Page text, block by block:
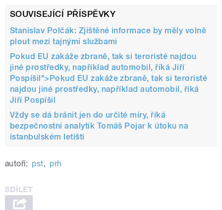
SOUVISEJÍCÍ PŘÍSPĚVKY
Stanislav Polčák: Zjištěné informace by měly volně
plout mezi tajnými službami
Pokud EU zakáže zbraně, tak si teroristé najdou
jiné prostředky, například automobil, říká Jiří
Pospíšil"> Pokud EU zakáže zbraně, tak si teroristé
najdou jiné prostředky, například automobil, říká
Jiří Pospíšil
Vždy se dá bránit jen do určité míry, říká
bezpečnostní analytik Tomáš Pojar k útoku na
istanbulském letišti
autoři: pst, prh